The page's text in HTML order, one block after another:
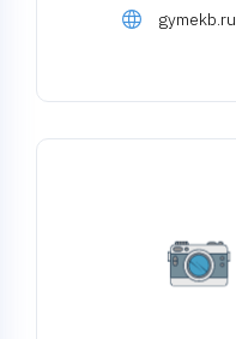
gymekb.ru